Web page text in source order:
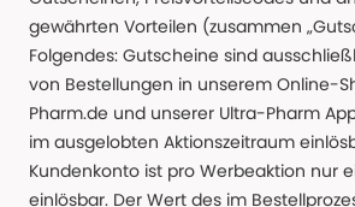
gewährten Vorteilen (zusammen
Folgendes: Gutscheine sind
von Bestellungen in unserem Online-
Pharm.de und unserer Ultra-Pharm
im ausgelobten Aktionszeitraum
Kundenkonto ist pro Werbeaktion nur
einlösbar. Der Wert des im